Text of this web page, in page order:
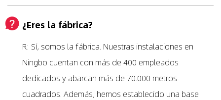
¿Eres la fábrica?
R: Sí, somos la fábrica. Nuestras instalaciones en
Ningbo cuentan con más de 400 empleados
dedicados y abarcan más de 70.000 metros
cuadrados. Además, hemos establecido una base